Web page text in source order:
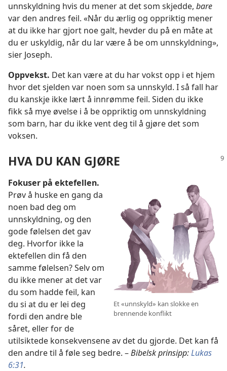
unnskyldning hvis du mener at det som skjedde, bare
var den andres feil. «Når du ærlig og oppriktig mener
at du ikke har gjort noe galt, hevder du på en måte at
du er uskyldig, når du lar være å be om unnskyldning»,
sier Joseph.
Oppvekst. Det kan være at du har vokst opp i et hjem
hvor det sjelden var noen som sa unnskyld. I så fall har
du kanskje ikke lært å innrømme feil. Siden du ikke
fikk så mye øvelse i å be oppriktig om unnskyldning
som barn, har du ikke vent deg til å gjøre det som
voksen.
HVA DU KAN GJØRE
Et «unnskyld» kan slokke en
brennende konflikt
Fokuser på ektefellen.
Prøv å huske en gang da
noen bad deg om
unnskyldning, og den
gode følelsen det gav
deg. Hvorfor ikke la
ektefellen din få den
samme følelsen? Selv om
du ikke mener at det var
du som hadde feil, kan
du si at du er lei deg
fordi den andre ble
såret, eller for de
utilsiktede konsekvensene av det du gjorde. Det kan få
den andre til å føle seg bedre. –Bibelsk prinsipp:Lukas
6:31.